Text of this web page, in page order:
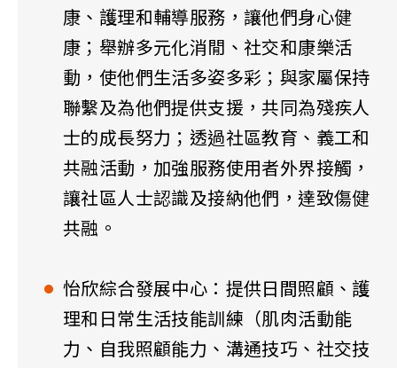
康、護理和輔導服務，讓他們身心健
康；舉辦多元化消閒、社交和康樂活
動，使他們生活多姿多彩；與家屬保持
聯繫及為他們提供支援，共同為殘疾人
士的成長努力；透過社區教育、義工和
共融活動，加強服務使用者外界接觸，
讓社區人士認識及接納他們，達致傷健
共融。
怡欣綜合發展中心：提供日間照顧、護
理和日常生活技能訓練（肌肉活動能
力、自我照顧能力、溝通技巧、社交技